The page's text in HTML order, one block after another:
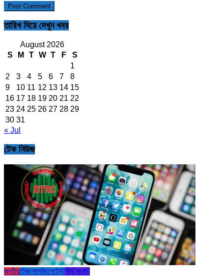
তারিখ দিয়ে দেখুন খবর
August 2026
S
M T W T F
S
1
2
3 4 5 6 7
8
9
10 11 12 13 14 15
16 17 18 19 20 21 22
23 24 25 26 27 28 29
30 31
« Jul
টেক নিউজ
জাতীয়টেকনোলজিলেটেস্টশীর্ষ সংবাদ